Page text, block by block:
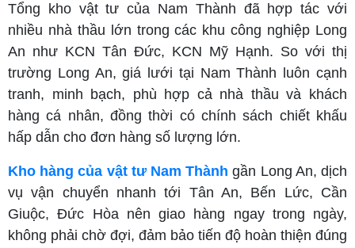
Tổng kho vật tư của Nam Thành đã hợp tác với
nhiều nhà thầu lớn trong các khu công nghiệp Long
An như KCN Tân Đức, KCN Mỹ Hạnh. So với thị
trường Long An, giá lưới tại Nam Thành luôn cạnh
tranh, minh bạch, phù hợp cả nhà thầu và khách
hàng cá nhân, đồng thời có chính sách chiết khấu
hấp dẫn cho đơn hàng số lượng lớn.
Kho hàng của vật tư Nam Thành gần Long An, dịch
vụ vận chuyển nhanh tới Tân An, Bến Lức, Cần
Giuộc, Đức Hòa nên giao hàng ngay trong ngày,
không phải chờ đợi, đảm bảo tiến độ hoàn thiện đúng